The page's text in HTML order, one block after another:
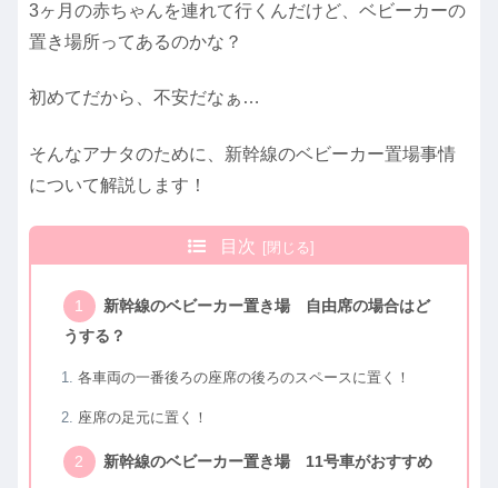
3ヶ月の赤ちゃんを連れて行くんだけど、ベビーカーの
置き場所ってあるのかな？
初めてだから、不安だなぁ…
そんなアナタのために、新幹線のベビーカー置場事情
について解説します！
目次
新幹線のベビーカー置き場 自由席の場合はど
うする？
各車両の一番後ろの座席の後ろのスペースに置く！
座席の足元に置く！
新幹線のベビーカー置き場 11号車がおすすめ